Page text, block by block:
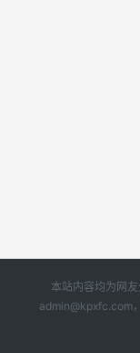
本站内容均为网
admin@kpxfc.com